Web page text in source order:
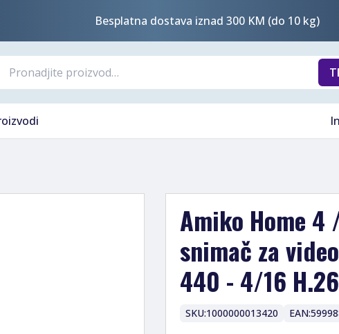
Besplatna dostava iznad 300 KM (do 10 kg)
Amiko Home
snimač za
440 - 4/16
SKU:1000000013420 EAN: